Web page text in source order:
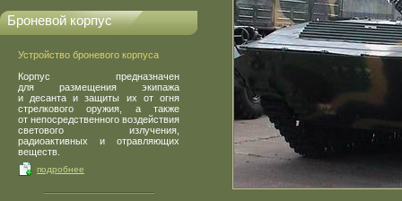
Броневой корпус
Устройство броневого корпуса
Корпус предназначен
для размещения экипажа
и десанта и защиты их от огня
стрелкового оружия, а также
от непосредственного воздействия
светового излучения,
радиоактивных и отравляющих
веществ.
подробнее